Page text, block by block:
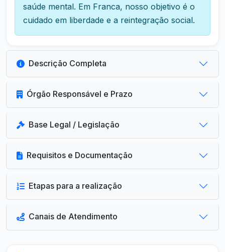
saúde mental. Em Franca, nosso objetivo é o
cuidado em liberdade e a reintegração social.
Descrição Completa
Órgão Responsável e Prazo
Base Legal / Legislação
Requisitos e Documentação
Etapas para a realização
Canais de Atendimento